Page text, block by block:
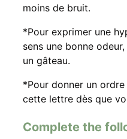
moins de bruit.
*Pour exprimer une
sens une bonne
un gâteau.
*Pour donner un
cette lettre dès que
Complete the